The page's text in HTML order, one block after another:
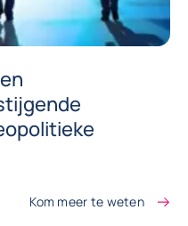
Kom meer te weten